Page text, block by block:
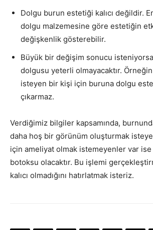
Dolgu burun estetiği kalıcı değildir.
dolgu malzemesine göre estetiğin
değişkenlik gösterebilir.
Büyük bir değişim sonucu
dolgusu yeterli olmayacaktır.
isteyen bir kişi için buruna dolgu
çıkarmaz.
Verdiğimiz bilgiler kapsamında,
daha hoş bir görünüm oluşturmak
için ameliyat olmak istemeyenler var
botoksu olacaktır. Bu işlemi
kalıcı olmadığını hatırlatmak isteriz.